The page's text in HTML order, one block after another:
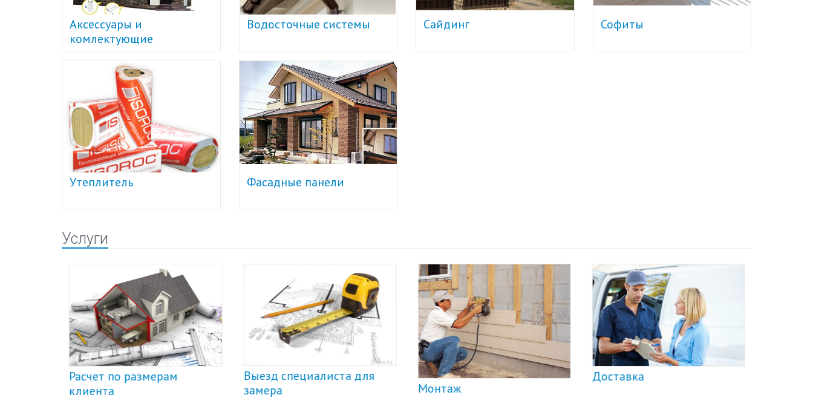
Аксессуары и
комлектующие
Водосточные системы Сайдинг Софиты
Утеплитель Фасадные панели
Услуги
Расчет по размерам
клиента
Выезд специалиста для
замера
Монтаж
Доставка